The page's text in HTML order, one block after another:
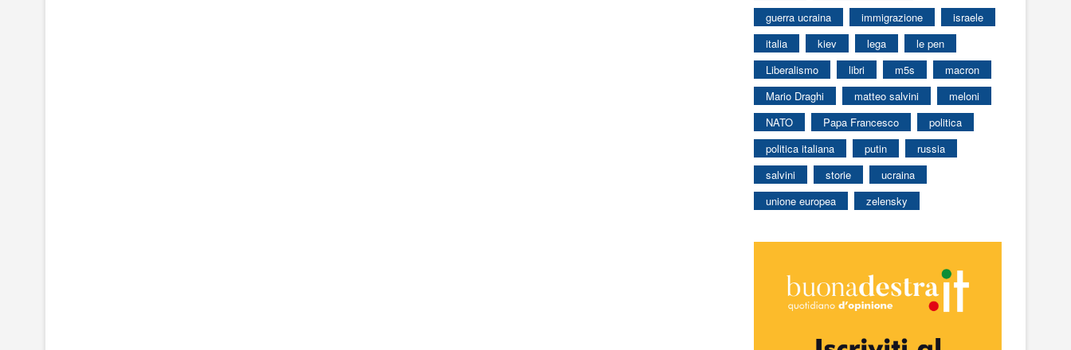
guerra ucraina
immigrazione
israele
italia
kiev lega
le pen
Liberalismo
libri m5s
macron
Mario Draghi
matteo salvini
meloni
NATO
Papa Francesco
politica
politica italiana
putin
russia
salvini
storie
ucraina
unione europea
zelensky